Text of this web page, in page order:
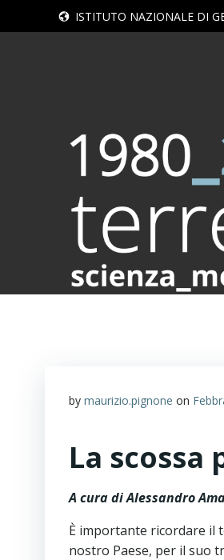
al
ISTITUTO NAZIONALE DI
by maurizio.pignone on
La scossa
A cura di Alessandro
È importante ricordare il
nostro Paese, per il suo